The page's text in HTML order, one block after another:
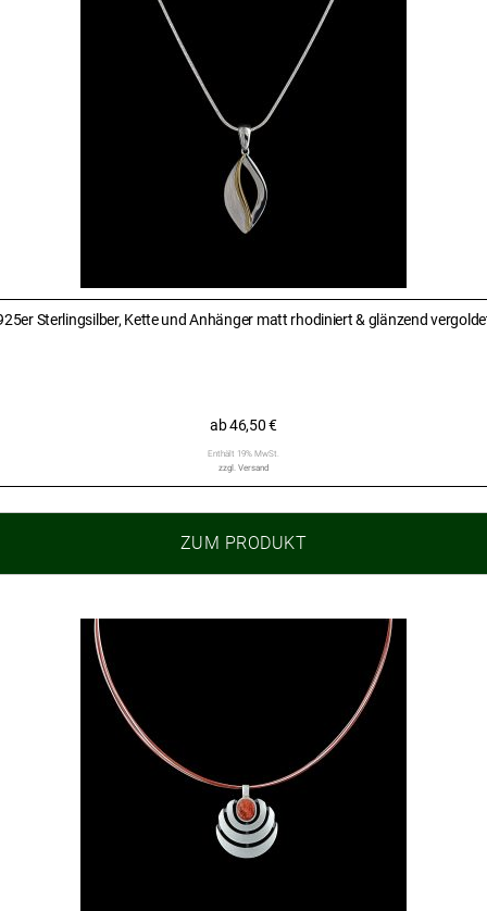
Sterlingsilber, Kette und Anhänger matt rhodiniert & glänzend
ab46,50€
Enthält 19% MwSt.
zzgl. Versand
ZUM PRODUKT